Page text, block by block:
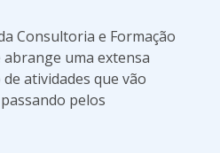
Consultoria e Formação
abrange uma extensa
atividades que vão
pelos